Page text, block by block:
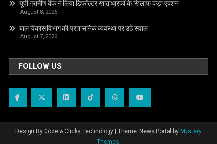
यूपी ग्रामीण बैंक ने लिया डिफॉल्टर खाताधारकों के खिलाफ कड़ा एक्शन
August 8, 2026
बाल विकास विभाग की प्रशासनिक व्यवस्था पर उठे सवाल
August 7, 2026
FOLLOW US
Design By Code & Clicks Technology | Theme: News Portal by Mystery
Themes